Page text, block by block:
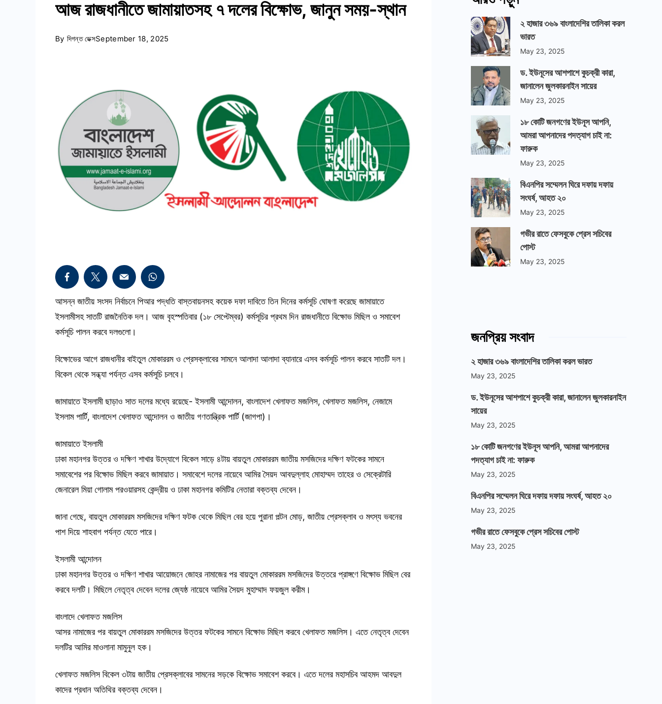
আজ রাজধানীতে জামায়াতসহ ৭ দলের বিক্ষোভ, জানুন সময়-স্থান
By দিগন্ত ডেক্সSeptember 18, 2025
আসন্ন জাতীয় সংসদ নির্বাচনে পিআর পদ্ধতি বাস্তবায়নসহ কয়েক দফা দাবিতে তিন দিনের কর্মসূচি ঘোষণা করেছে জামায়াতে
ইসলামীসহ সাতটি রাজনৈতিক দল। আজ বৃহস্পতিবার (১৮ সেপ্টেম্বর) কর্মসূচির প্রথম দিন রাজধানীতে বিক্ষোভ মিছিল ও সমাবেশ
কর্মসূচি পালন করবে দলগুলো।
বিক্ষোভের আগে রাজধানীর বাইতুল মোকাররম ও প্রেসক্লাবের সামনে আলাদা আলাদা ব্যানারে এসব কর্মসূচি পালন করবে সাতটি দল।
বিকেল থেকে সন্ধ্যা পর্যন্ত এসব কর্মসূচি চলবে।
জামায়াতে ইসলামী ছাড়াও সাত দলের মধ্যে রয়েছে- ইসলামী আন্দোলন, বাংলাদেশ খেলাফত মজলিস, খেলাফত মজলিস, নেজামে
ইসলাম পার্টি, বাংলাদেশ খেলাফত আন্দোলন ও জাতীয় গণতান্ত্রিক পার্টি (জাগপা)।
জামায়াতে ইসলামী
ঢাকা মহানগর উত্তর ও দক্ষিণ শাখার উদ্যোগে বিকেল সাড়ে ৪টায় বায়তুল মোকাররম জাতীয় মসজিদের দক্ষিণ ফটকের সামনে
সমাবেশের পর বিক্ষোভ মিছিল করবে জামায়াত। সমাবেশে দলের নায়েবে আমির সৈয়দ আবদুল্লাহ মোহাম্মদ তাহের ও সেক্রেটারি
জেনারেল মিয়া গোলাম পরওয়ারসহ কেন্দ্রীয় ও ঢাকা মহানগর কমিটির নেতারা বক্তব্য দেবেন।
জানা গেছে, বায়তুল মোকাররম মসজিদের দক্ষিণ ফটক থেকে মিছিল বের হয়ে পুরানা পল্টন মোড়, জাতীয় প্রেসক্লাব ও মৎস্য ভবনের
পাশ দিয়ে শাহবাগ পর্যন্ত যেতে পারে।
ইসলামী আন্দোলন
ঢাকা মহানগর উত্তর ও দক্ষিণ শাখার আয়োজনে জোহর নামাজের পর বায়তুল মোকাররম মসজিদের উত্তরে প্রাঙ্গণে বিক্ষোভ মিছিল বের
করবে দলটি। মিছিলে নেতৃত্ব দেবেন দলের জ্যেষ্ঠ নায়েবে আমির সৈয়দ মুহাম্মাদ ফয়জুল করীম।
বাংলাদে খেলাফত মজলিস
আসর নামাজের পর বায়তুল মোকাররম মসজিদের উত্তর ফটকের সামনে বিক্ষোভ মিছিল করবে খেলাফত মজলিস। এতে নেতৃত্ব দেবেন
দলটির আমির মাওলানা মামুনুল হক।
খেলাফত মজলিস বিকেল ৩টায় জাতীয় প্রেসক্লাবের সামনের সড়কে বিক্ষোভ সমাবেশ করবে। এতে দলের মহাসচিব আহমদ আবদুল
কাদের প্রধান অতিথির বক্তব্য দেবেন।
২ হাজার ৩৬৯ বাংলাদেশির তালিকা করল
ভারত
May 23, 2025
ড. ইউনূসের আশপাশে কুচক্রী কারা,
জানালেন জুলকারনাইন সায়ের
May 23, 2025
১৮ কোটি জনগণের ইউনূস আপনি,
আমরা আপনাদের পদত্যাগ চাই না:
ফারুক
May 23, 2025
বিএনপির সম্মেলন ঘিরে দফায় দফায়
সংঘর্ষ, আহত ২০
May 23, 2025
গভীর রাতে ফেসবুকে প্রেস সচিবের
পোস্ট
May 23, 2025
জনপ্রিয় সংবাদ
২ হাজার ৩৬৯ বাংলাদেশির তালিকা করল ভারত
May 23, 2025
ড. ইউনূসের আশপাশে কুচক্রী কারা, জানালেন জুলকারনাইন
সায়ের
May 23, 2025
১৮ কোটি জনগণের ইউনূস আপনি, আমরা আপনাদের
পদত্যাগ চাই না: ফারুক
May 23, 2025
বিএনপির সম্মেলন ঘিরে দফায় দফায় সংঘর্ষ, আহত ২০
May 23, 2025
গভীর রাতে ফেসবুকে প্রেস সচিবের পোস্ট
May 23, 2025